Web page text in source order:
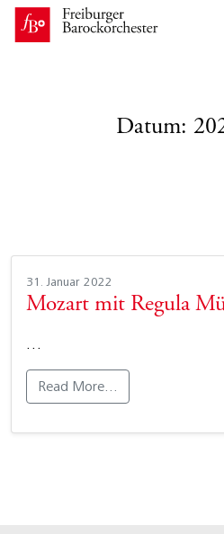
Datum:
31. Januar 2022
Mozart mit Regula
…
Read More…